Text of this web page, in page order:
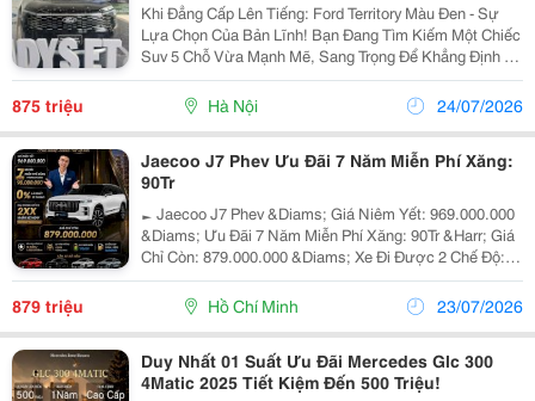
Khi Đẳng Cấp Lên Tiếng: Ford Territory Màu Đen - Sự
Lựa Chọn Của Bản Lĩnh! ​Bạn Đang Tìm Kiếm Một Chiếc
Suv 5 Chỗ Vừa Mạnh Mẽ, Sang Trọng Để Khẳng Định Vị
Thế, Lại Vừa Rộng Rãi, Tiện Nghi Trọn Vẹn Cho Cả Gia
Đình? &Diams; Ford Territory Chính Là Câu...
875 triệu Hà Nội 24/07/2026
Jaecoo J7 Phev Ưu Đãi 7 Năm Miễn Phí Xăng:
90Tr
► Jaecoo J7 Phev &Diams; Giá Niêm Yết: 969.000.000
&Diams; Ưu Đãi 7 Năm Miễn Phí Xăng: 90Tr &Harr; Giá
Chỉ Còn: 879.000.000 &Diams; Xe Đi Được 2 Chế Độ: ✅️
Ev ( Điện Thuần ): 110Km ✅️ Hev ( Xăng Lai Điện ):
1600Km &Diams; Ưu Đãi Không Thể Bỏ Lỡ:...
879 triệu Hồ Chí Minh 23/07/2026
Duy Nhất 01 Suất Ưu Đãi Mercedes Glc 300
4Matic 2025 Tiết Kiệm Đến 500 Triệu!